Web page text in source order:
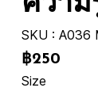
SKU : A036
฿250
Size